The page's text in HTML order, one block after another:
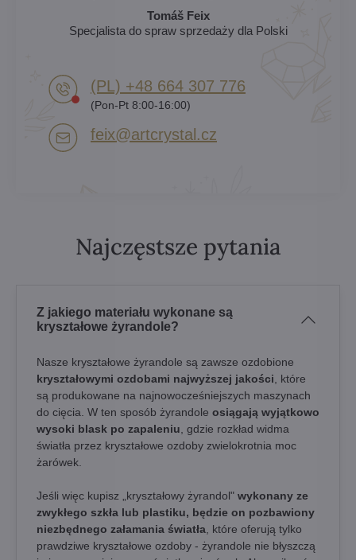
Tomáš Feix
Specjalista do spraw sprzedaży dla Polski
(PL) +48 664 307 776
(Pon-Pt 8:00-16:00)
feix​@artcrystal​.cz
Najczęstsze pytania
Z jakiego materiału wykonane są
kryształowe żyrandole?
Nasze kryształowe żyrandole są zawsze ozdobione
kryształowymi ozdobami najwyższej jakości , które
są produkowane na najnowocześniejszych maszynach
do cięcia. W ten sposób żyrandole osiągają wyjątkowo
wysoki blask po zapaleniu , gdzie rozkład widma
światła przez kryształowe ozdoby zwielokrotnia moc
żarówek.
Jeśli więc kupisz „kryształowy żyrandol" wykonany ze
zwykłego szkła lub plastiku, będzie on pozbawiony
niezbędnego załamania światła , które oferują tylko
prawdziwe kryształowe ozdoby - żyrandole nie błyszczą